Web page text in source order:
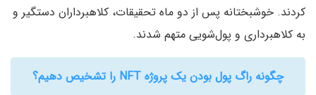
کردند. خوشبختانه پس از دو ماه تحقیقات، کلاهبرداران دستگیر و
به کلاهبرداری و پول‌شویی متهم شدند.
چگونه راگ پول بودن یک پروژه NFT را تشخیص دهیم؟